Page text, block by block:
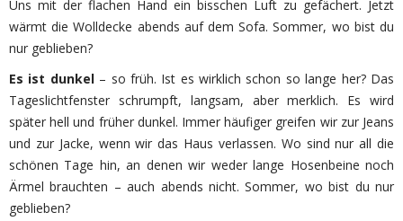
Uns mit der flachen Hand ein bisschen Luft zu gefächert. Jetzt
wärmt die Wolldecke abends auf dem Sofa. Sommer, wo bist du
nur geblieben?
Es ist dunkel– so früh. Ist es wirklich schon so lange her? Das
Tageslichtfenster schrumpft, langsam, aber merklich. Es wird
später hell und früher dunkel. Immer häufiger greifen wir zur Jeans
und zur Jacke, wenn wir das Haus verlassen. Wo sind nur all die
schönen Tage hin, an denen wir weder lange Hosenbeine noch
Ärmel brauchten – auch abends nicht. Sommer, wo bist du nur
geblieben?